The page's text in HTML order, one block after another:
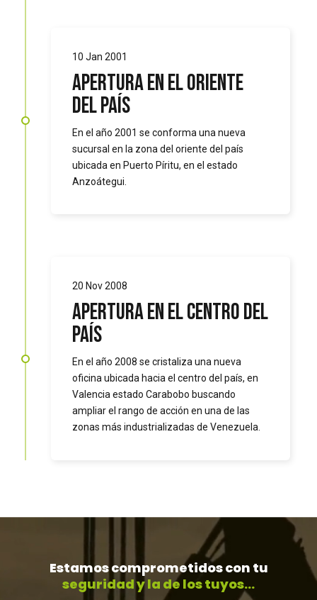
10 Jan 2001
Apertura en el oriente
del país
En el año 2001 se conforma una nueva
sucursal en la zona del oriente del país
ubicada en Puerto Píritu, en el estado
Anzoátegui.
20 Nov 2008
Apertura en el centro del
país
En el año 2008 se cristaliza una nueva
oficina ubicada hacia el centro del país, en
Valencia estado Carabobo buscando
ampliar el rango de acción en una de las
zonas más industrializadas de Venezuela.
Estamos comprometidos con tu
seguridad y la de los tuyos...